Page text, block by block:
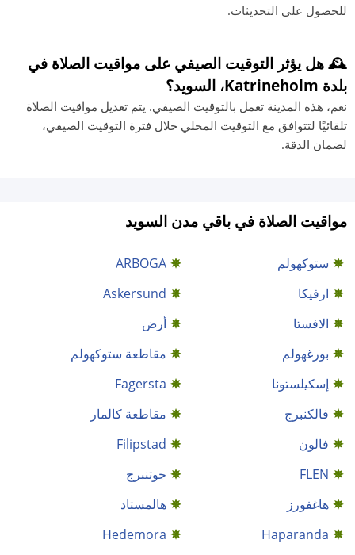
للحصول على التحديثات.
🕰️ هل يؤثر التوقيت الصيفي على مواقيت الصلاة في
بلدة Katrineholm، السويد؟
نعم، هذه المدينة تعمل بالتوقيت الصيفي. يتم تعديل مواقيت الصلاة
تلقائيًا لتتوافق مع التوقيت المحلي خلال فترة التوقيت الصيفي،
لضمان الدقة.
مواقيت الصلاة في باقي مدن السويد
ستوكهولم
ARBOGA
ارفيكا
Askersund
الافستا
أرض
بورغهولم
مقاطعة ستوكهولم
إسكيلستونا
Fagersta
فالكنبرج
مقاطعة كالمار
فالون
Filipstad
FLEN
جوتنبرج
هاغفورز
هالمستاد
Haparanda
Hedemora